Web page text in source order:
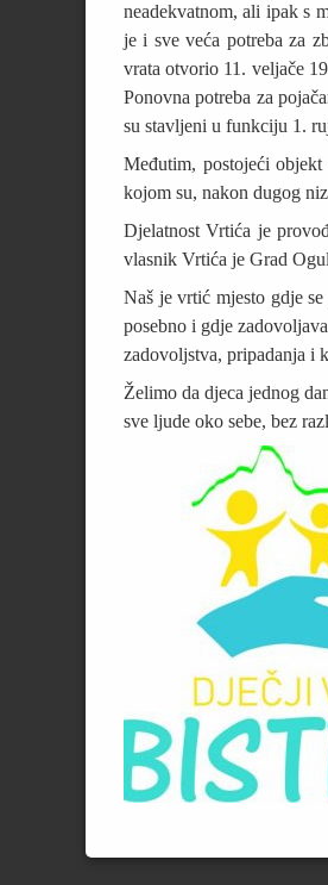
neadekvatnom, ali ipak s
je i sve veća potreba za
vrata otvorio 11. veljače
Ponovna potreba za
su stavljeni u funkciju 1.
Međutim, postojeći
kojom su, nakon dugog
Djelatnost Vrtića je
vlasnik Vrtića je Grad
Naš je vrtić mjesto gdje
posebno i gdje
zadovoljstva, pripadanja i
Želimo da djeca jednog
sve ljude oko sebe, bez